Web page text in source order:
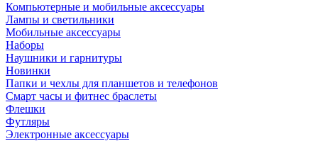
Компьютерные и мобильные аксессуары
Лампы и светильники
Мобильные аксессуары
Наборы
Наушники и гарнитуры
Новинки
Папки и чехлы для планшетов и телефонов
Смарт часы и фитнес браслеты
Флешки
Футляры
Электронные аксессуары